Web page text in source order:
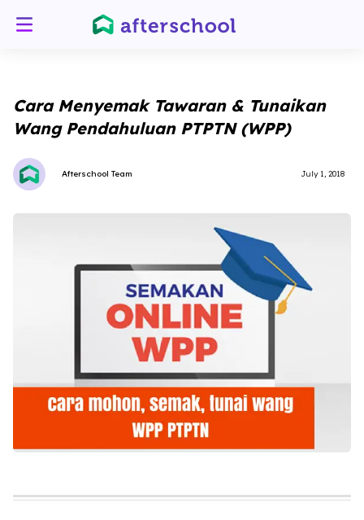
Cara Menyemak Tawaran & Tunaikan
Wang Pendahuluan PTPTN (WPP)
Afterschool Team July 1, 2018